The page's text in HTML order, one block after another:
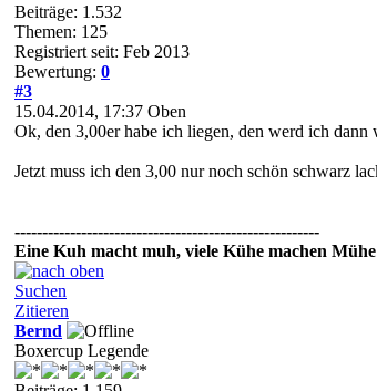
Beiträge: 1.532
Themen: 125
Registriert seit: Feb 2013
Bewertung: 0
#3
15.04.2014, 17:37 Oben
Ok, den 3,00er habe ich liegen, den werd ich
Jetzt muss ich den 3,00 nur noch schön schwarz
-------------------------------------------------------
Eine Kuh macht muh, viele Kühe machen Mühe
Suchen
Zitieren
Bernd
Boxercup Legende